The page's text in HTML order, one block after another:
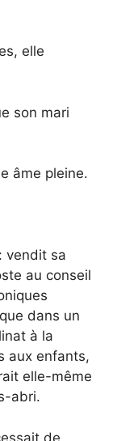
elle
son mari
âme pleine.
vendit sa
au conseil
dans un
à la
aux enfants,
elle-même
abri.
de